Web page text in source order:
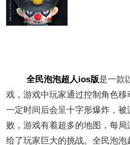
全民泡泡超人ios版是一款
戏，游戏中玩家通过控制角色
一定时间后会呈十字形爆炸，
败，游戏有着超多的地图，每局
给了玩家巨大的挑战。全民泡